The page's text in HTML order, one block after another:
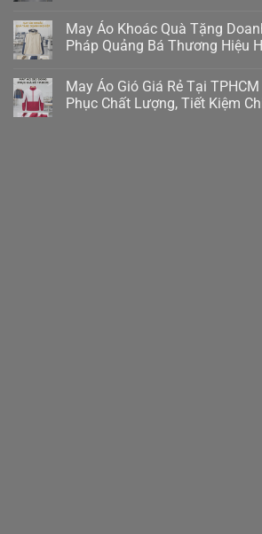
May Áo Khoác Quà Tặng
Pháp Quảng Bá Thương Hiệu
May Áo Gió Giá Rẻ Tại
Phục Chất Lượng, Tiết Kiệm